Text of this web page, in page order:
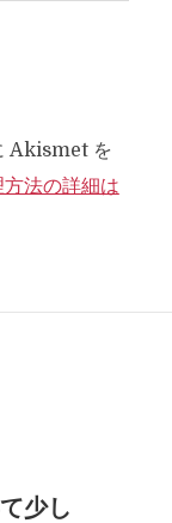
Akismet を
法の詳細は
少し